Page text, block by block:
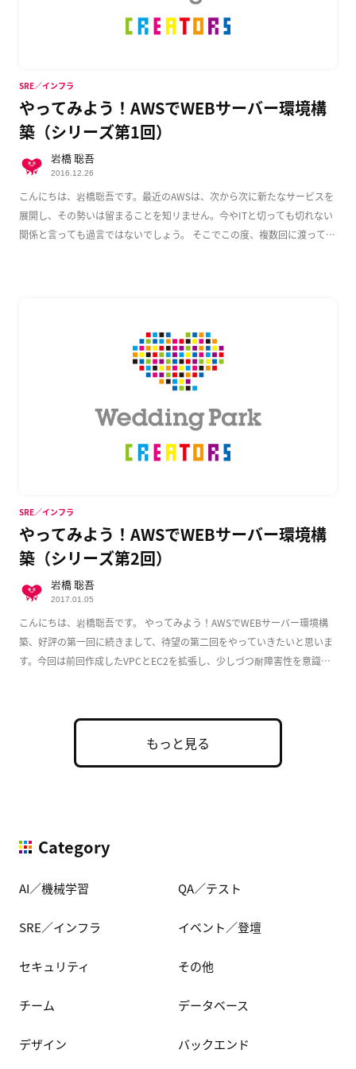
やってみよう！AWSでWEBサーバー環境構
築（シリーズ第1回）
こんにちは、岩橋聡吾です。最近のAWSは、次から次に新たなサービスを
展開し、その勢いは留まることを知リません。今やITと切っても切れない
関係と言っても過言ではないでしょう。 そこでこの度、複数回に渡って
SRE／インフラ
岩橋 聡吾
2016.12.26
やってみよう！AWSでWEBサーバー環境構
築（シリーズ第2回）
こんにちは、岩橋聡吾です。 やってみよう！AWSでWEBサーバー環境構
築、好評の第一回に続きまして、待望の第二回をやっていきたいと思いま
す。今回は前回作成したVPCとEC2を拡張し、少しづつ耐障害性を意識し
SRE／インフラ
岩橋 聡吾
2017.01.05
もっと見る
Category
AI／機械学習 QA／テスト
SRE／インフラ イベント／登壇
セキュリティ その他
チーム データベース
デザイン バックエンド